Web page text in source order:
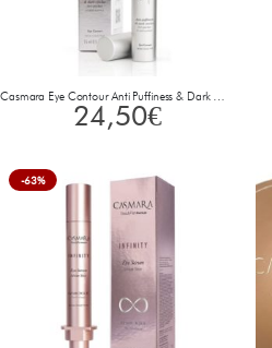
24,50€
-63%